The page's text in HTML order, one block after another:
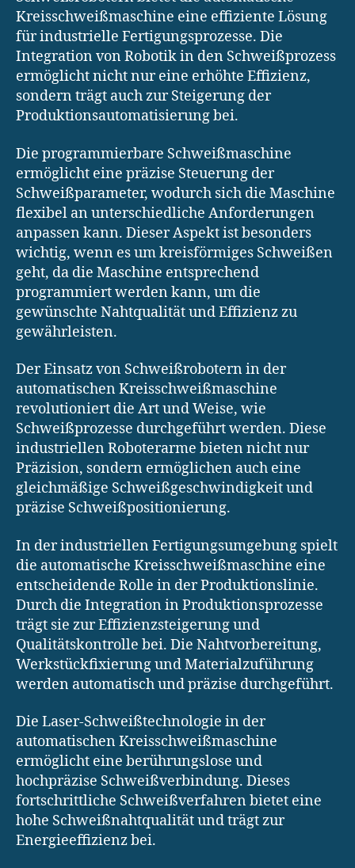
Kreisschweißmaschine eine effiziente Lösung
für industrielle Fertigungsprozesse. Die
Integration von Robotik in den Schweißprozess
ermöglicht nicht nur eine erhöhte Effizienz,
sondern trägt auch zur Steigerung der
Produktionsautomatisierung bei.
Die programmierbare Schweißmaschine
ermöglicht eine präzise Steuerung der
Schweißparameter, wodurch sich die Maschine
flexibel an unterschiedliche Anforderungen
anpassen kann. Dieser Aspekt ist besonders
wichtig, wenn es um kreisförmiges Schweißen
geht, da die Maschine entsprechend
programmiert werden kann, um die
gewünschte Nahtqualität und Effizienz zu
gewährleisten.
Der Einsatz von Schweißrobotern in der
automatischen Kreisschweißmaschine
revolutioniert die Art und Weise, wie
Schweißprozesse durchgeführt werden. Diese
industriellen Roboterarme bieten nicht nur
Präzision, sondern ermöglichen auch eine
gleichmäßige Schweißgeschwindigkeit und
präzise Schweißpositionierung.
In der industriellen Fertigungsumgebung spielt
die automatische Kreisschweißmaschine eine
entscheidende Rolle in der Produktionslinie.
Durch die Integration in Produktionsprozesse
trägt sie zur Effizienzsteigerung und
Qualitätskontrolle bei. Die Nahtvorbereitung,
Werkstückfixierung und Materialzuführung
werden automatisch und präzise durchgeführt.
Die Laser-Schweißtechnologie in der
automatischen Kreisschweißmaschine
ermöglicht eine berührungslose und
hochpräzise Schweißverbindung. Dieses
fortschrittliche Schweißverfahren bietet eine
hohe Schweißnahtqualität und trägt zur
Energieeffizienz bei.